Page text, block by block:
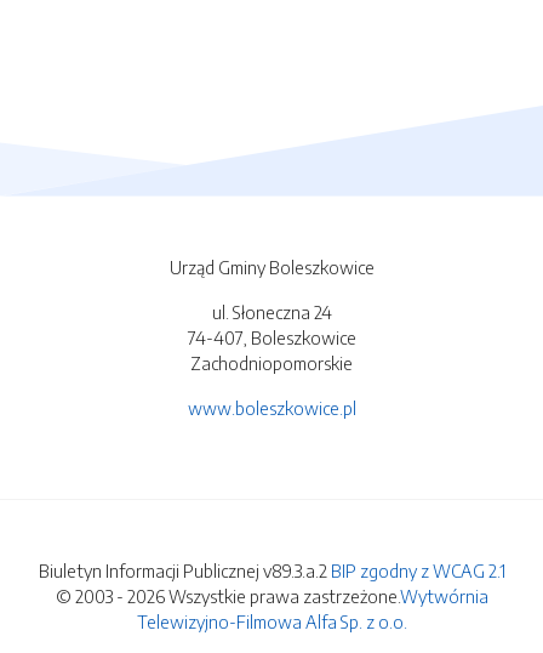
Urząd Gminy Boleszkowice
ul. Słoneczna 24
74-407, Boleszkowice
Zachodniopomorskie
www.boleszkowice.pl
Biuletyn Informacji Publicznej v89.3.a.2 BIP zgodny z WCAG 2.1
© 2003 - 2026 Wszystkie prawa zastrzeżone.Wytwórnia
Telewizyjno-Filmowa Alfa Sp. z o.o.